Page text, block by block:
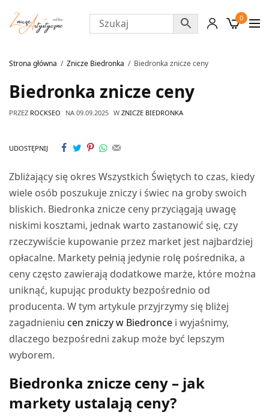
0
Strona główna Znicze Biedronka Biedronka znicze ceny
Biedronka znicze ceny
PRZEZ ROCKSEO NA 09.09.2025 W ZNICZE BIEDRONKA
UDOSTĘPNIJ
Zbliżający się okres Wszystkich Świętych to czas, kiedy
wiele osób poszukuje zniczy i świec na groby swoich
bliskich. Biedronka znicze ceny przyciągają uwagę
niskimi kosztami, jednak warto zastanowić się, czy
rzeczywiście kupowanie przez market jest najbardziej
opłacalne. Markety pełnią jedynie rolę pośrednika, a
ceny często zawierają dodatkowe marże, które można
uniknąć, kupując produkty bezpośrednio od
producenta. W tym artykule przyjrzymy się bliżej
zagadnieniucen zniczy w Biedronce i wyjaśnimy,
dlaczego bezpośredni zakup może być lepszym
wyborem.
Biedronka znicze ceny – jak
markety ustalają ceny?